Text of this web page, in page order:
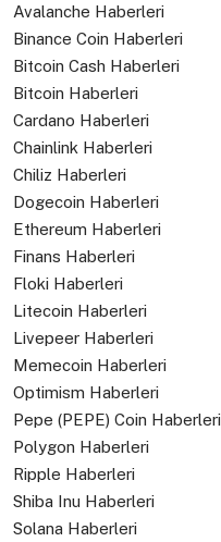
Avalanche Haberleri
Binance Coin Haberleri
Bitcoin Cash Haberleri
Bitcoin Haberleri
Cardano Haberleri
Chainlink Haberleri
Chiliz Haberleri
Dogecoin Haberleri
Ethereum Haberleri
Finans Haberleri
Floki Haberleri
Litecoin Haberleri
Livepeer Haberleri
Memecoin Haberleri
Optimism Haberleri
Pepe (PEPE) Coin Haberleri
Polygon Haberleri
Ripple Haberleri
Shiba Inu Haberleri
Solana Haberleri